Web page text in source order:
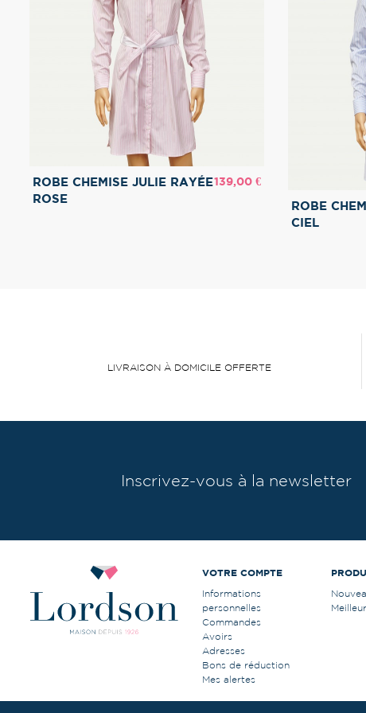
ROBE CHEMISE JULIE RAYÉE
ROSE
Prix
139,00 €
ROBE
CIEL
LIVRAISON À DOMICILE OFFERTE
Inscrivez-vous à la newsletter
VOTRE COMPTE
Informations
personnelles
Commandes
Avoirs
Adresses
Bons de réduction
Mes alertes